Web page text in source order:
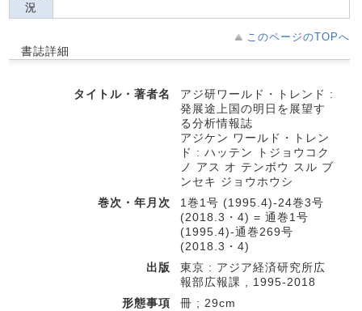
況
このページのTOPへ
書誌詳細
タイトル・著者名
アジ研ワールド・トレンド :
発展途上国の明日を展望す
る分析情報誌
アジケン ワールド・トレン
ド : ハッテン トジョウコク
ノ アス オ テンボウ スル ブ
ンセキ ジョウホウシ
巻次・年月次
1巻1号 (1995.4)-24巻3号
(2018.3・4) = 通巻1号
(1995.4)-通巻269号
(2018.3・4)
出版
東京 : アジア経済研究所広
報部広報課 , 1995-2018
形態事項
冊 ; 29cm